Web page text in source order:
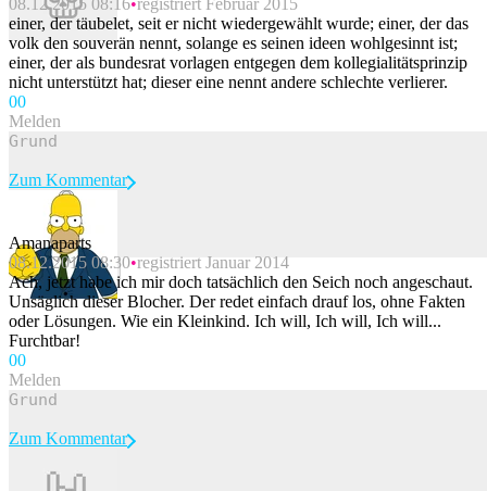
08.12.2015 08:16 registriert Februar 2015
einer, der täubelet, seit er nicht wiedergewählt wurde; einer, der das
volk den souverän nennt, solange es seinen ideen wohlgesinnt ist;
einer, der als bundesrat vorlagen entgegen dem kollegialitätsprinzip
nicht unterstützt hat; dieser eine nennt andere schlechte verlierer.
00
Melden
Beitrag melden
Zum Kommentar
Amanaparts
08.12.2015 08:30 registriert Januar 2014
Ach, jetzt habe ich mir doch tatsächlich den Seich noch angeschaut.
Unsäglich dieser Blocher. Der redet einfach drauf los, ohne Fakten
oder Lösungen. Wie ein Kleinkind. Ich will, Ich will, Ich will...
Furchtbar!
00
Melden
Zum Kommentar